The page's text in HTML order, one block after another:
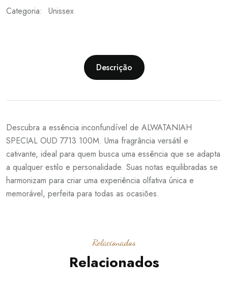
Categoria: Unissex
Descrição
Descubra a essência inconfundível de ALWATANIAH
SPECIAL OUD 7713 100M. Uma fragrância versátil e
cativante, ideal para quem busca uma essência que se adapta
a qualquer estilo e personalidade. Suas notas equilibradas se
harmonizam para criar uma experiência olfativa única e
memorável, perfeita para todas as ocasiões.
Relacionados
Relacionados